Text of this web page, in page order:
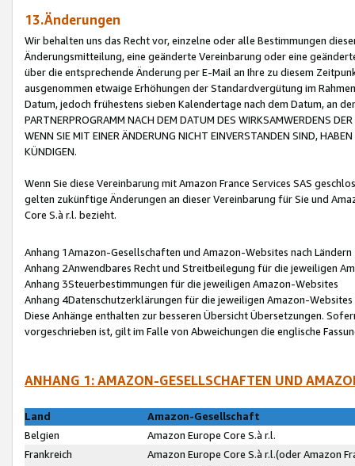
13.Änderungen
Wir behalten uns das Recht vor, einzelne oder alle Bestimmungen
Änderungsmitteilung, eine geänderte Vereinbarung oder eine
über die entsprechende Änderung per E-Mail an Ihre zu diesem
ausgenommen etwaige Erhöhungen der Standardvergütung im
Datum, jedoch frühestens sieben Kalendertage nach dem Datum, an
PARTNERPROGRAMM NACH DEM DATUM DES WIRKSAMWERDENS
WENN SIE MIT EINER ÄNDERUNG NICHT EINVERSTANDEN SIND,
KÜNDIGEN.
Wenn Sie diese Vereinbarung mit Amazon France Services SAS
gelten zukünftige Änderungen an dieser Vereinbarung für Sie und
Core S.à r.l. bezieht.
Anhang 1Amazon-Gesellschaften und Amazon-Websites nach Ländern
Anhang 2Anwendbares Recht und Streitbeilegung für die jeweiligen
Anhang 3Steuerbestimmungen für die jeweiligen Amazon-Websites
Anhang 4Datenschutzerklärungen für die jeweiligen Amazon-Websites
Diese Anhänge enthalten zur besseren Übersicht Übersetzungen.
vorgeschrieben ist, gilt im Falle von Abweichungen die englische
ANHANG 1: AMAZON-GESELLSCHAFTEN UND
Land
Amazon-Gesellschaft
Belgien
Amazon Europe Core S.à r.l.
Frankreich
Amazon Europe Core S.à r.l.(oder Amazon